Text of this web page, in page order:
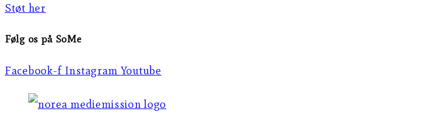
Støt her
Følg os på SoMe
Facebook-f Instagram Youtube